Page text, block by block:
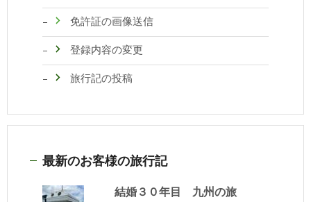
免許証の画像送信
登録内容の変更
旅行記の投稿
最新のお客様の旅行記
結婚３０年目 九州の旅